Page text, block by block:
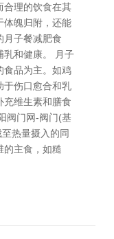
合理的饮食在其
体魄归附，还能
月子餐减肥食
乳和健康。 月子
食品为主。如鸡
于伤口愈合和乳
充维生素和膳食
阀门网-阀门(基
热量摄入的同
的主食，如糙